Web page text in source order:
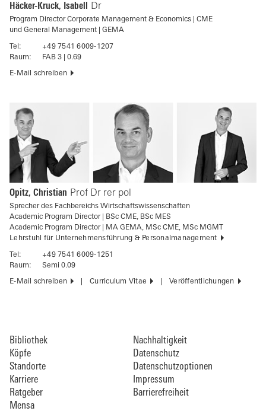
Häcker-Kruck, Isabell Dr
Program Director Corporate Management & Economics | CME
und General Management | GEMA
Tel:
+49 7541 6009-1207
Raum:
FAB 3 | 0.69
E-Mail schreiben
Opitz, Christian Prof Dr rer pol
Sprecher des Fachbereichs Wirtschaftswissenschaften
Academic Program Director | BSc CME, BSc MES
Academic Program Director | MA GEMA, MSc CME, MSc MGMT
Lehrstuhl für Unternehmensführung & Personalmanagement
Tel:
+49 7541 6009-1251
Raum:
Semi 0.09
E-Mail schreiben Curriculum Vitae Veröffentlichungen
Bibliothek
Köpfe
Standorte
Karriere
Ratgeber
Mensa
Nachhaltigkeit
Datenschutz
Datenschutzoptionen
Impressum
Barrierefreiheit